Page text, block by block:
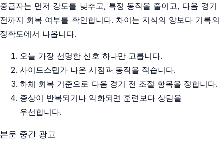
중급자는 먼저 강도를 낮추고, 특정 동작을 줄이고, 다음 경기
전까지 회복 여부를 확인합니다. 차이는 지식의 양보다 기록의
정확도에서 나옵니다.
오늘 가장 선명한 신호 하나만 고릅니다.
사이드스텝가 나온 시점과 동작을 적습니다.
하체 회복 기준으로 다음 경기 전 조절 항목을 정합니다.
증상이 반복되거나 악화되면 훈련보다 상담을
우선합니다.
본문 중간 광고